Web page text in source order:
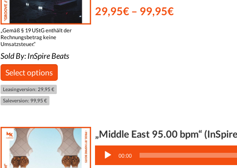
„Gemäß § 19 UStG enthält der
Rechnungsbetrag keine
Umsatzsteuer.“
Sold By: InSpire Beats
Select options
Leasingversion: 29,95 €
Saleversion: 99,95 €
29,95€– 99,95€
„Middle East 95.00 bpm“
Audio-
Player
00:00